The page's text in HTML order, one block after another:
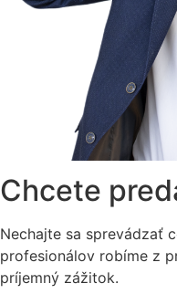
Chcete
Nechajte sa sprevádzať
profesionálov robíme z
príjemný zážitok.